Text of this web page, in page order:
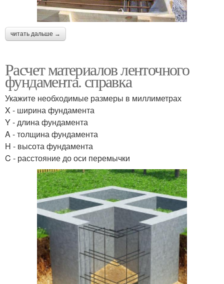
читать дальше →
Расчет материалов ленточного
фундамента. справка
Укажите необходимые размеры в миллиметрах
X - ширина фундамента
Y - длина фундамента
A - толщина фундамента
H - высота фундамента
C - расстояние до оси перемычки